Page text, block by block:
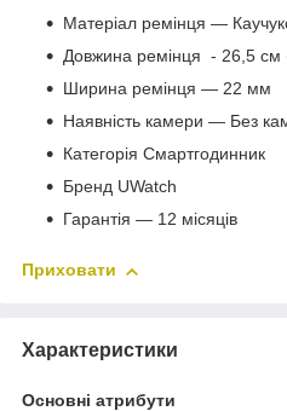
Матеріал ремінця —
Довжина ремінця - 26,5 см
Ширина ремінця — 22 мм
Наявність камери — Без
Категорія Смартгодинник
Бренд UWatch
Гарантія — 12 місяців
Приховати
Характеристики
Основні атрибути